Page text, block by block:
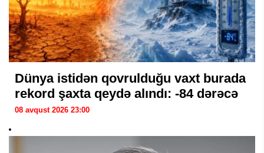
Dünya istidən qovrulduğu vaxt burada
rekord şaxta qeydə alındı: -84 dərəcə
08 avqust 2026 23:00